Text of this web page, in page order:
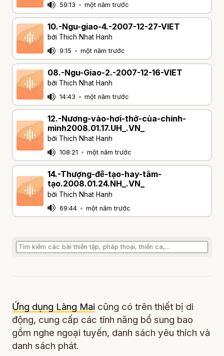
59:13 • một năm trước
10.-Ngu-giao-4.-2007-12-27-VIET
bởi Thich Nhat Hanh
9:15 • một năm trước
08.-Ngu-Giao-2.-2007-12-16-VIET
bởi Thich Nhat Hanh
14:43 • một năm trước
12.-Nương-vào-hơi-thở-của-chính-
mình2008.01.17.UH_.VN_
bởi Thich Nhat Hanh
108:21 • một năm trước
14.-Thượng-đế-tạo-hay-tâm-
tạo.2008.01.24.NH_.VN_
bởi Thich Nhat Hanh
69:44 • một năm trước
Ứng dụng Làng Mai cũng có trên thiết bị di
động, cung cấp các tính năng bổ sung bao
gồm nghe ngoại tuyến, danh sách yêu thích và
danh sách phát.